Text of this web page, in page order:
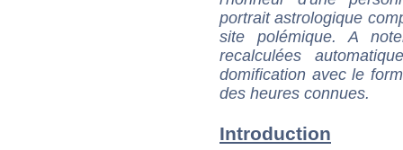
portrait astrologique
site polémique. A
recalculées
domification avec le
des heures connues.
Introduction